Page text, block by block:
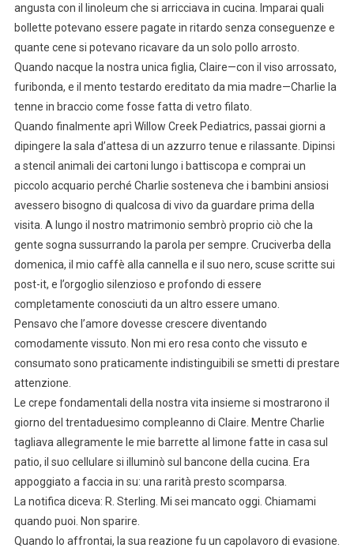
angusta con il linoleum che si arricciava in cucina. Imparai quali
bollette potevano essere pagate in ritardo senza conseguenze e
quante cene si potevano ricavare da un solo pollo arrosto.
Quando nacque la nostra unica figlia, Claire—con il viso arrossato,
furibonda, e il mento testardo ereditato da mia madre—Charlie la
tenne in braccio come fosse fatta di vetro filato.
Quando finalmente aprì Willow Creek Pediatrics, passai giorni a
dipingere la sala d’attesa di un azzurro tenue e rilassante. Dipinsi
a stencil animali dei cartoni lungo i battiscopa e comprai un
piccolo acquario perché Charlie sosteneva che i bambini ansiosi
avessero bisogno di qualcosa di vivo da guardare prima della
visita. A lungo il nostro matrimonio sembrò proprio ciò che la
gente sogna sussurrando la parola per sempre. Cruciverba della
domenica, il mio caffè alla cannella e il suo nero, scuse scritte sui
post-it, e l’orgoglio silenzioso e profondo di essere
completamente conosciuti da un altro essere umano.
Pensavo che l’amore dovesse crescere diventando
comodamente vissuto. Non mi ero resa conto che vissuto e
consumato sono praticamente indistinguibili se smetti di prestare
attenzione.
Le crepe fondamentali della nostra vita insieme si mostrarono il
giorno del trentaduesimo compleanno di Claire. Mentre Charlie
tagliava allegramente le mie barrette al limone fatte in casa sul
patio, il suo cellulare si illuminò sul bancone della cucina. Era
appoggiato a faccia in su: una rarità presto scomparsa.
La notifica diceva: R. Sterling. Mi sei mancato oggi. Chiamami
quando puoi. Non sparire.
Quando lo affrontai, la sua reazione fu un capolavoro di evasione.